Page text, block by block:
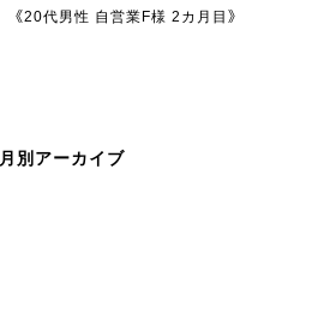
《20代男性 自営業F様 2カ月目》
月別アーカイブ